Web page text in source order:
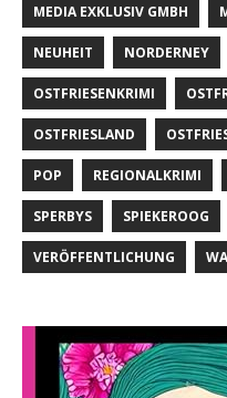
MEDIA EXKLUSIV GMBH
NEUHEIT NORDERNEY
OSTFRIESENKRIMI
OSTFRIESLAND
POP REGIONALKRIMI
SPERBYS SPIEKEROOG
VERÖFFENTLICHUNG